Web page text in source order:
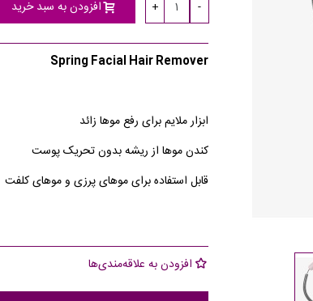
-
+ افزودن به سبد خرید
Spring Facial Hair Remover
ابزار ملایم برای رفع موها زائد
کندن موها از ریشه بدون تحریک پوست
قابل استفاده برای موهای پرزی و موهای کلفت
افزودن به علاقه‌مندی‌ها